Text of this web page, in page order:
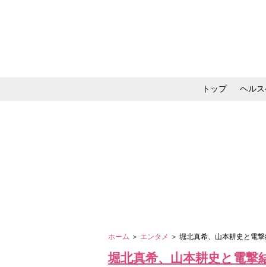
トップ ヘル
ホーム ＞ エンタメ ＞ 堀北真希、山本耕史と電
堀北真希、山本耕史と電